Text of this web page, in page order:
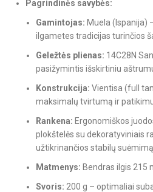
Pagrindinės savybės:
Gamintojas: Muela (Ispanija)
ilgametes tradicijas turinčios
Geležtės plienas: 14C28N
pasižymintis išskirtiniu
Konstrukcija: Vientisa (full
maksimalų tvirtumą ir
Rankena: Ergonomiškos
plokštelės su dekoratyviniais
užtikrinančios stabilų suėmimą.
Matmenys: Bendras ilgis 215
Svoris: 200 g – optimaliai